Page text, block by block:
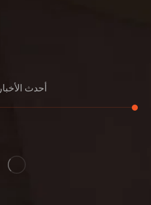
أحدث الأخبار